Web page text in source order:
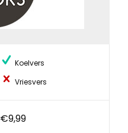
Koelvers
Vriesvers
€9,99